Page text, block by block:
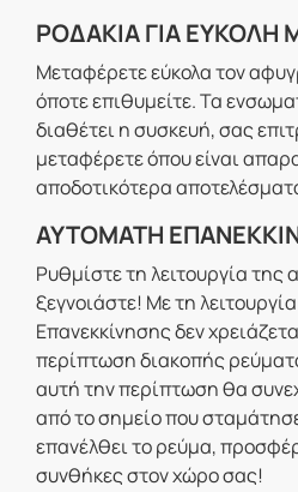
ΡΟΔΑΚΙΑ ΓΙΑ ΕΥΚΟΛΗ
Μεταφέρετε εύκολα τον
όποτε επιθυμείτε. Τα
διαθέτει η συσκευή, σας
μεταφέρετε όπου είναι
αποδοτικότερα
ΑΥΤΟΜΑΤΗ
Ρυθμίστε τη λειτουργία της
ξεγνοιάστε! Με τη
Επανεκκίνησης δεν
περίπτωση διακοπής
αυτή την περίπτωση θα
από το σημείο που
επανέλθει το ρεύμα,
συνθήκες στον χώρο σας!